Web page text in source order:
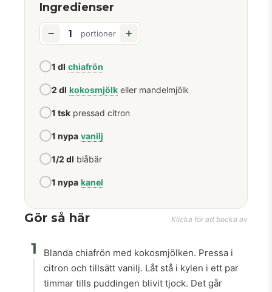
Ingredienser
− portioner +
1 dl chiafrön
2 dl kokosmjölk eller mandelmjölk
1 tsk pressad citron
1 nypa vanilj
1/2 dl blåbär
1 nypa kanel
Gör så här Klicka för att bocka av
1
Blanda chiafrön med kokosmjölken. Pressa i
citron och tillsätt vanilj. Låt stå i kylen i ett par
timmar tills puddingen blivit tjock. Det går